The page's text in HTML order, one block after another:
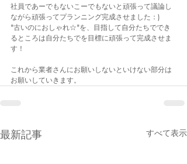
社員であーでもないこーでもないと頑張って議論し
ながら頑張ってプランニング完成させました：)
"古いのにおしゃれ☆"を、目指して自分たちででき
るところは自分たちでを目標に頑張って完成させま
す！
これから業者さんにお願いしないといけない部分は
お願いしていきます。
最新記事 すべて表示